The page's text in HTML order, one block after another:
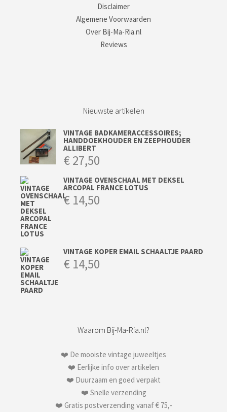
Disclaimer
Algemene Voorwaarden
Over Bij-Ma-Ria.nl
Reviews
Nieuwste artikelen
VINTAGE BADKAMERACCESSOIRES;
HANDDOEKHOUDER EN ZEEPHOUDER
ALLIBERT
€27,50
VINTAGE OVENSCHAAL MET DEKSEL
ARCOPAL FRANCE LOTUS
€ 14,50
VINTAGE KOPER EMAIL SCHAALTJE PAARD
€ 14,50
Waarom Bij-Ma-Ria.nl?
❤️ De mooiste vintage juweeltjes
❤️ Eerlijke info over artikelen
❤️ Duurzaam en goed verpakt
❤️ Snelle verzending
❤️ Gratis postverzending vanaf € 75,-